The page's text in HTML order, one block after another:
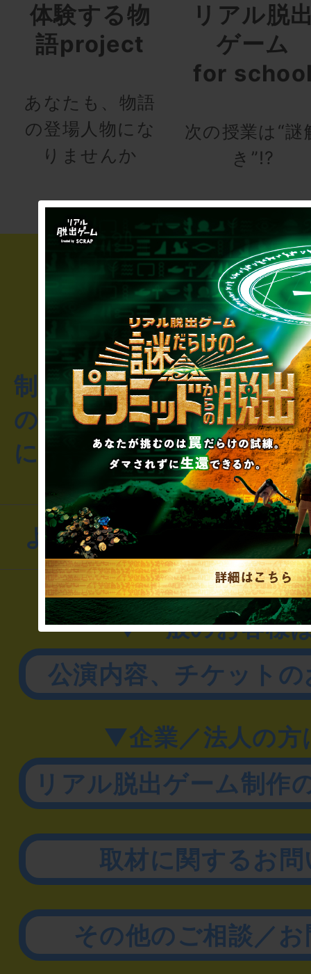
体験する物
語project
あなたも、物語
の登場人物にな
りませんか
リアル脱
ゲーム
for
次の授業は“謎
き”!?
制作のご相談・コラボレ
のお客様からのご質問や
にお問い合わせください
よくあるお問い合わせ
▼一般のお客様
公演内容、チケット
▼企業／法人の方
リアル脱出ゲーム制作
取材に関するお
その他のご相談／